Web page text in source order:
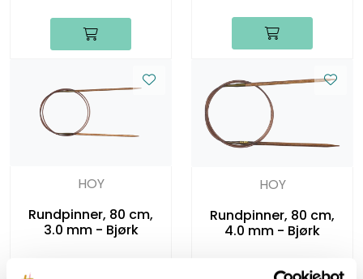
HOY
Rundpinner, 80 cm,
3.0 mm - Bjørk
HOY
Rundpinner, 80 cm,
4.0 mm - Bjørk